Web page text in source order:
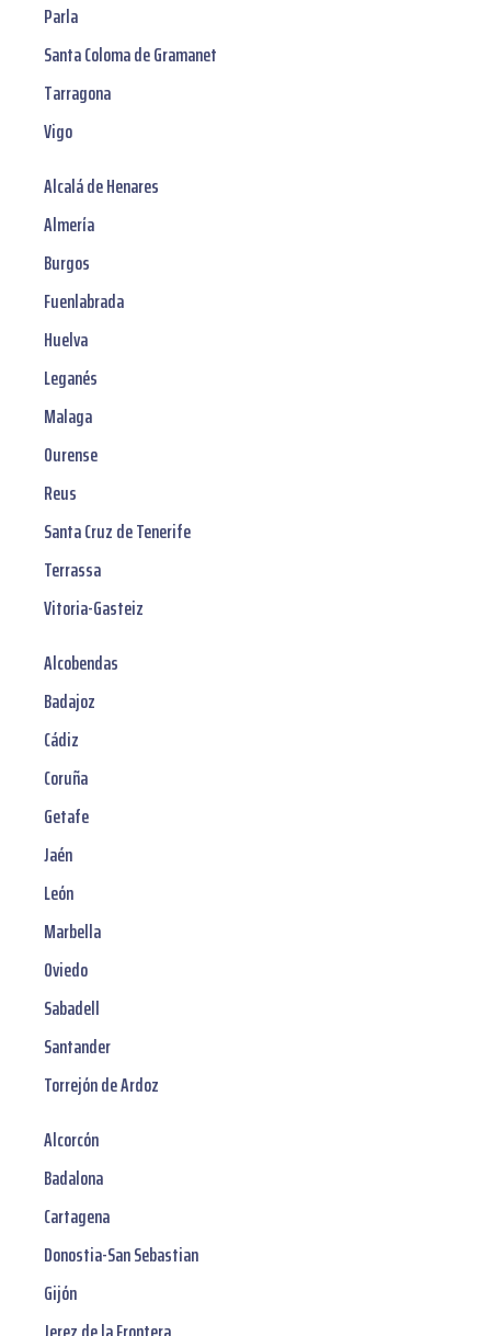
Parla
Santa Coloma de Gramanet
Tarragona
Vigo
Alcalá de Henares
Almería
Burgos
Fuenlabrada
Huelva
Leganés
Malaga
Ourense
Reus
Santa Cruz de Tenerife
Terrassa
Vitoria-Gasteiz
Alcobendas
Badajoz
Cádiz
Coruña
Getafe
Jaén
León
Marbella
Oviedo
Sabadell
Santander
Torrejón de Ardoz
Alcorcón
Badalona
Cartagena
Donostia-San Sebastian
Gijón